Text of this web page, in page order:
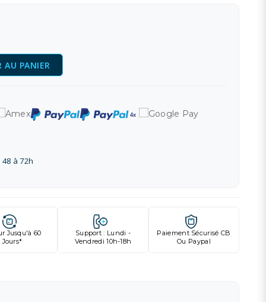
AU PANIER
à 72h
Jusqu'à 60
Jours*
Support : Lundi -
Vendredi 10h-18h
Paiement Sécurisé CB
Ou Paypal